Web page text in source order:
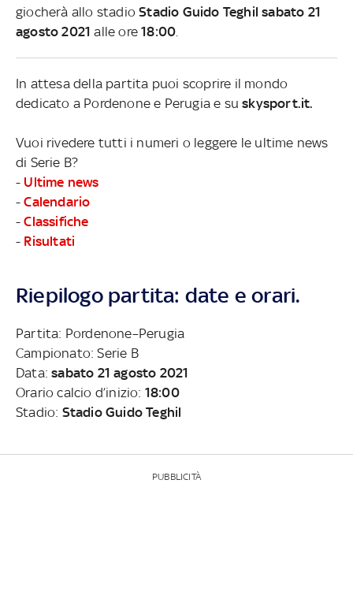
giocherà allo stadioStadio Guido Teghil sabato 21
agosto 2021 alle ore18:00
In attesa della partita puoi scoprire il mondo
dedicato a Pordenone e Perugia e suskysport.it.
Vuoi rivedere tutti i numeri o leggere le ultime news
di Serie B?
- Ultime news
-Calendario
-Classifiche
- Risultati
Riepilogo partita: date e orari.
Partita: Pordenone–Perugia
Campionato: Serie B
Data:sabato 21 agosto 2021
Orario calcio d’inizio: 18:00
Stadio: Stadio Guido Teghil
PUBBLICITÀ